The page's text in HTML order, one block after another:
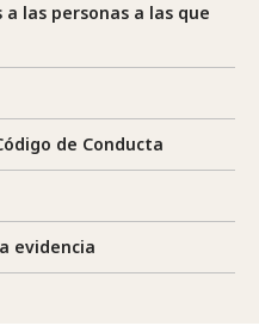
las personas a las que
de Conducta
evidencia